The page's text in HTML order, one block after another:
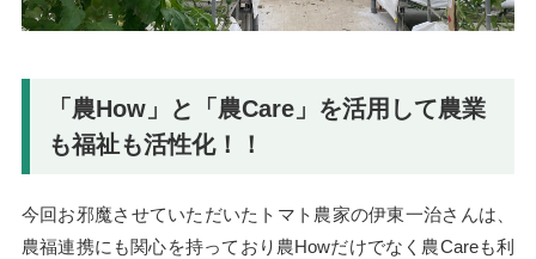
「農How」と「農Care」を活用して農業
も福祉も活性化！！
今回お邪魔させていただいたトマト農家の伊東一治さんは、
農福連携にも関心を持っており農Howだけでなく農Careも利